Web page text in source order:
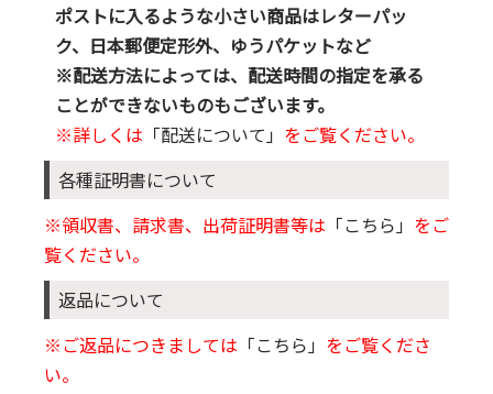
ポストに入るような小さい商品はレターパッ
ク、日本郵便定形外、ゆうパケットなど
※配送方法によっては、配送時間の指定を承る
ことができないものもございます。
※詳しくは 「配送について」 をご覧ください。
各種証明書について
※領収書、請求書、出荷証明書等は 「こちら」 をご
覧ください。
返品について
※ご返品につきましては 「こちら」 をご覧くださ
い。